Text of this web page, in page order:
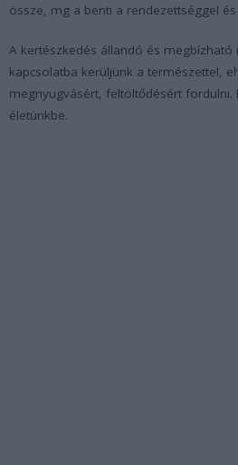
össze, mg a benti a rendezettséggel
A kertészkedés állandó és
kapcsolatba kerüljünk a természettel,
megnyugvásért, feltöltődésért fordulni.
életünkbe.